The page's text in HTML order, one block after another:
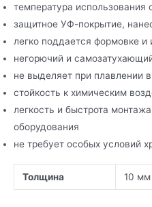
температура
защитное УФ-покрытие,
легко поддается формовке и
негорючий и
не выделяет при плавлении
стойкость к химическим
легкость и быстрота
оборудования
не требует особых условий
Толщина 10 мм